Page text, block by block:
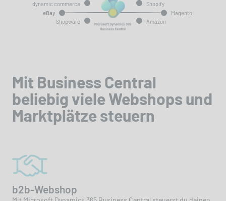
Shopify
Magento
Amazon
Shopware
eBay
dynamic commerce
Mit Business Central
beliebig viele Webshops und
Marktplätze steuern
b2b-Webshop